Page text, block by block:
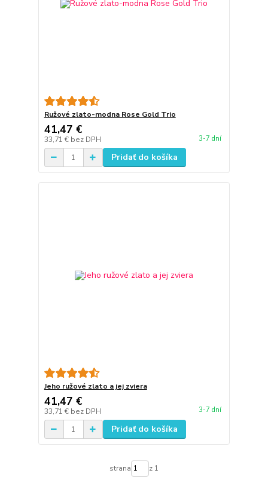
Ružové zlato-modna Rose Gold Trio
41,47 €
33,71 € bez DPH 3-7 dní
Pridať do košíka
Jeho ružové zlato a jej zviera
41,47 €
33,71 € bez DPH 3-7 dní
Pridať do košíka
strana z 1